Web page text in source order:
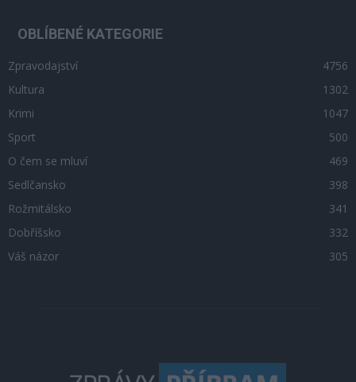
OBLÍBENÉ KATEGORIE
Zpravodajství
4756
Kultura
1302
Krimi
1047
Sport
500
O čem se mluví
469
Sedlčansko
398
Rožmitálsko
341
Dobříšsko
332
Váš názor
305